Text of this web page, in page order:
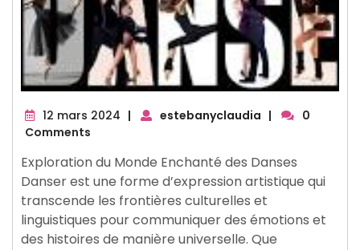
12 mars 2024 12| estebanyclaudia |
0
Comments
Exploration du Monde Enchanté des Danses
Danser est une forme d’expression artistique qui
transcende les frontières culturelles et
linguistiques pour communiquer des émotions et
des histoires de manière universelle. Que